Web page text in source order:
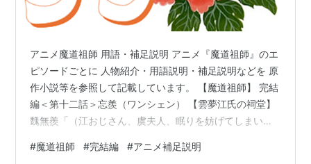
アニメ魔道祖師 用語・補足説明 アニメ『魔道祖師』のエ
ピソードごとに 人物紹介・用語説明・補足説明などを 原
作小説等を参照して記載しています。 【魔道祖師】 完結
編＜第十二話＞忘羨（ワンシェン） 【雲夢江氏の祠堂】
魏無羨「（江おじさん、虞夫人、眠りを妨げてしまいま
の隣にいる人を認めてもらいたいんです。）」 江澄「両
#魔道祖師 #完結編 #アニメ補足説明